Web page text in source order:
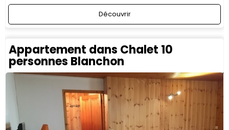
Découvrir
Appartement dans Chalet 10
personnes Blanchon